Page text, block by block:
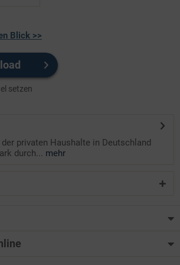
Blick >>
setzen
privaten Haushalte in Deutschland
durch... mehr